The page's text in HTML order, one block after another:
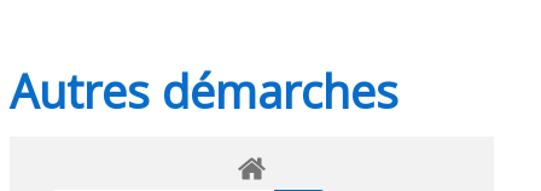
Autres démarches